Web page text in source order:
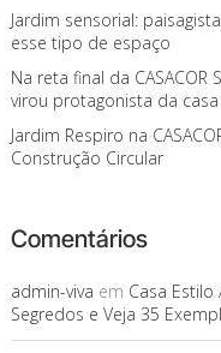
Jardim sensorial:
esse tipo de espaço
Na reta final da
virou protagonista da casa
Jardim Respiro na
Construção Circular
Comentários
admin-viva em Casa Estilo
Segredos e Veja 35